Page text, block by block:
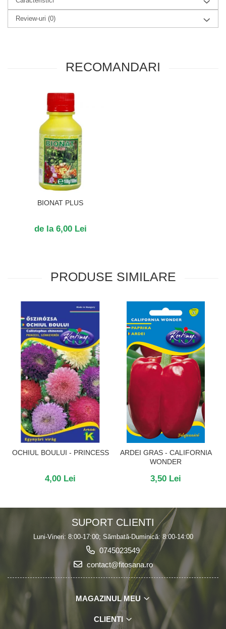
Review-uri (0)
RECOMANDARI
BIONAT PLUS
de la 6,00 Lei
PRODUSE SIMILARE
OCHIUL BOULUI - PRINCESS
4,00 Lei
ARDEI GRAS - CALIFORNIA
WONDER
3,50 Lei
SUPORT CLIENTI
Luni-Vineri: 8:00-17:00; Sămbată-Duminică: 8:00-14:00
0745023549
contact@fitosana.ro
MAGAZINUL MEU
CLIENTI